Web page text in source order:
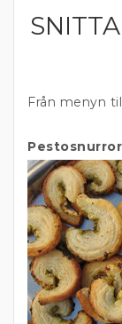
FÖRRÄTT
Från menyn
Pestosnurror